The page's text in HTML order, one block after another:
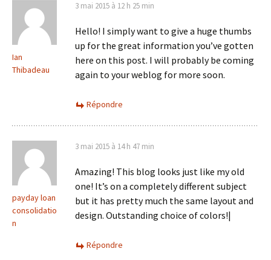
Ian
Thibadeau
3 mai 2015 à 12 h 25 min
Hello! I simply want to give a huge thumbs
up for the great information you’ve gotten
here on this post. I will probably be coming
again to your weblog for more soon.
Répondre
payday loan
consolidatio
n
3 mai 2015 à 14 h 47 min
Amazing! This blog looks just like my old
one! It’s on a completely different subject
but it has pretty much the same layout and
design. Outstanding choice of colors!|
Répondre